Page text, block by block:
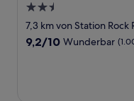
2.5-
Sterne-
Unterkunft
7,3 km von Station
9.2
9,2/10 Wunderbar